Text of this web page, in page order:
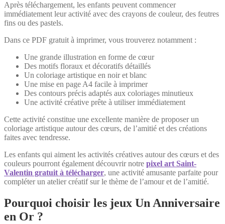
Après téléchargement, les enfants peuvent commencer
immédiatement leur activité avec des crayons de couleur, des feutres
fins ou des pastels.
Dans ce PDF gratuit à imprimer, vous trouverez notamment :
Une grande illustration en forme de cœur
Des motifs floraux et décoratifs détaillés
Un coloriage artistique en noir et blanc
Une mise en page A4 facile à imprimer
Des contours précis adaptés aux coloriages minutieux
Une activité créative prête à utiliser immédiatement
Cette activité constitue une excellente manière de proposer un
coloriage artistique autour des cœurs, de l’amitié et des créations
faites avec tendresse.
Les enfants qui aiment les activités créatives autour des cœurs et des
couleurs pourront également découvrir notre pixel art Saint-
Valentin gratuit à télécharger, une activité amusante parfaite pour
compléter un atelier créatif sur le thème de l’amour et de l’amitié.
Pourquoi choisir les jeux Un Anniversaire
en Or ?